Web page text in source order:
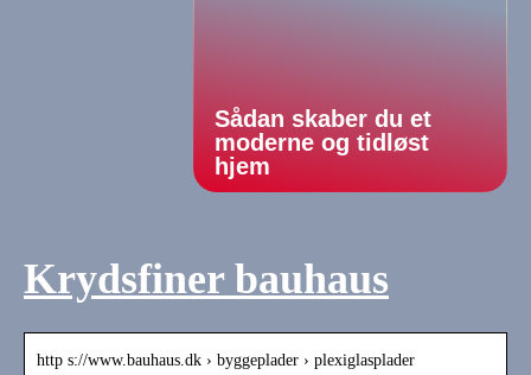
Sådan skaber du et
moderne og tidløst
hjem
Krydsfiner bauhaus
http s://www.bauhaus.dk › byggeplader › plexiglasplader